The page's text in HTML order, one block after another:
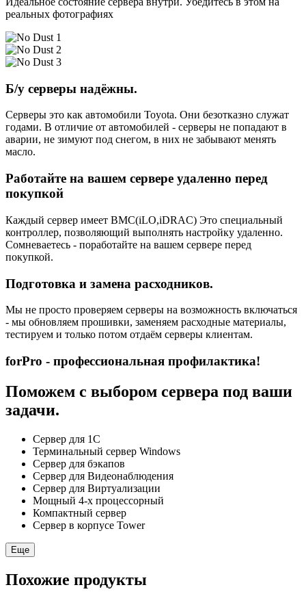
реальных фотографиях
Б/у серверы надёжны.
Серверы это как автомобили Toyota. Они безотказно служат
годами. В отличие от автомобилей - серверы не попадают в
аварии, не зимуют под снегом, в них не забывают менять
масло.
Работайте на вашем сервере удаленно перед
покупкой
Каждый сервер имеет BMC(iLO,iDRAC) Это специальный
контроллер, позволяющий выполнять настройку удаленно.
Сомневаетесь - поработайте на вашем сервере перед
покупкой.
Подготовка и замена расходников.
Мы не просто проверяем серверы на возможность включаться
- мы обновляем прошивки, заменяем расходные материалы,
тестируем и только потом отдаём серверы клиентам.
forPro - профессиональная профилактика!
Поможем с выбором сервера под ваши
задачи.
Сервер для 1С
Терминальный сервер Windows
Сервер для бэкапов
Сервер для Видеонаблюдения
Сервер для Виртуализации
Мощный 4-х процессорный
Компактный сервер
Сервер в корпусе Tower
Еще
Похожие продукты